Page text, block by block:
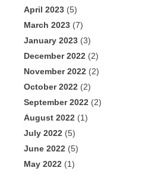
April 2023 (5)
March 2023 (7)
January 2023 (3)
December 2022 (2)
November 2022 (2)
October 2022 (2)
September 2022 (2)
August 2022 (1)
July 2022 (5)
June 2022 (5)
May 2022 (1)